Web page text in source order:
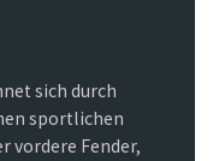
sich durch
sportlichen
vordere Fender,